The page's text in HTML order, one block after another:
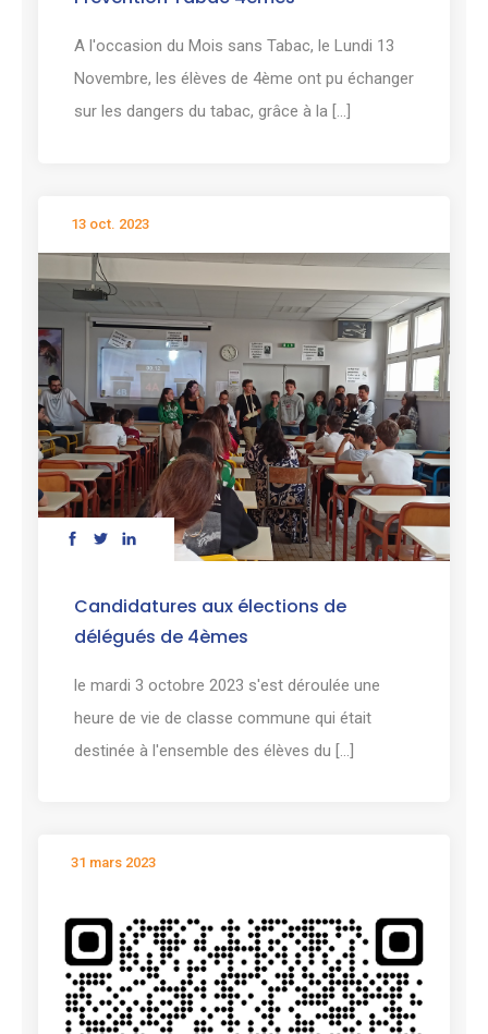
A l'occasion du Mois sans Tabac, le Lundi 13
Novembre, les élèves de 4ème ont pu échanger
sur les dangers du tabac, grâce à la [...]
13 oct. 2023
Candidatures aux élections de
délégués de 4èmes
le mardi 3 octobre 2023 s'est déroulée une
heure de vie de classe commune qui était
destinée à l'ensemble des élèves du [...]
31 mars 2023